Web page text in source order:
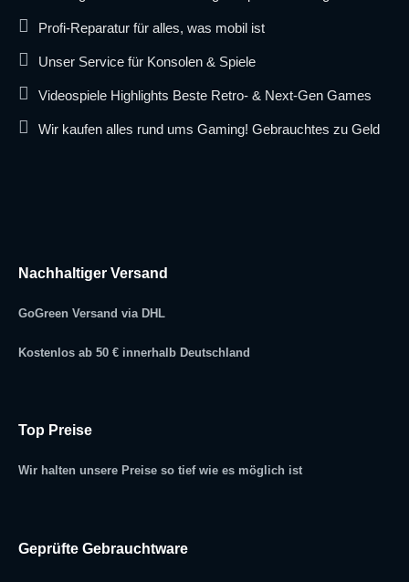
Profi-Reparatur für alles, was mobil ist
Unser Service für Konsolen & Spiele
Videospiele Highlights Beste Retro- & Next-Gen Games
Wir kaufen alles rund ums Gaming! Gebrauchtes zu Geld
Nachhaltiger Versand
GoGreen Versand via DHL
Kostenlos ab 50 € innerhalb Deutschland
Top Preise
Wir halten unsere Preise so tief wie es möglich ist
Geprüfte Gebrauchtware